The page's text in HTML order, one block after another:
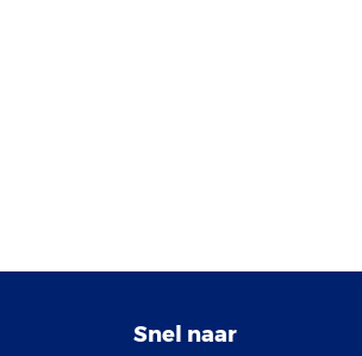
Snel naar